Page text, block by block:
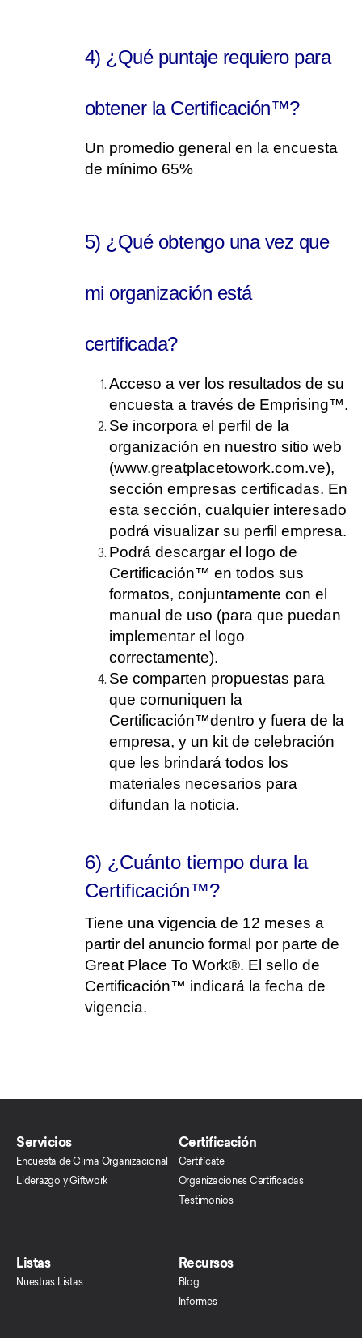
4) ¿Qué puntaje requiero para
obtener la Certificación™?
Un promedio general en la encuesta
de mínimo 65%
5) ¿Qué obtengo una vez que
mi organización está
certificada?
Acceso a ver los resultados de su
encuesta a través de Emprising™.
Se incorpora el perfil de la
organización en nuestro sitio web
(www.greatplacetowork.com.ve),
sección empresas certificadas. En
esta sección, cualquier interesado
podrá visualizar su perfil empresa.
Podrá descargar el logo de
Certificación™ en todos sus
formatos, conjuntamente con el
manual de uso (para que puedan
implementar el logo
correctamente).
Se comparten propuestas para
que comuniquen la
Certificación™dentro y fuera de la
empresa, y un kit de celebración
que les brindará todos los
materiales necesarios para
difundan la noticia.
6) ¿Cuánto tiempo dura la
Certificación™?
Tiene una vigencia de 12 meses a
partir del anuncio formal por parte de
Great Place To Work®. El sello de
Certificación™ indicará la fecha de
vigencia.
Servicios
Encuesta de Clima Organizacional
Liderazgo y Giftwork
Certificación
Certifícate
Organizaciones Certificadas
Testimonios
Listas
Nuestras Listas
Recursos
Blog
Informes